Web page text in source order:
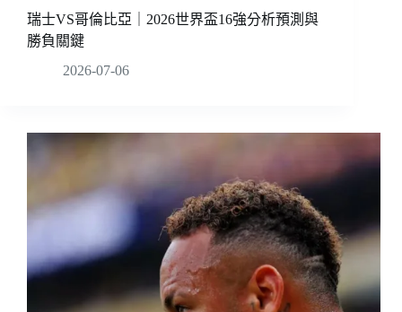
瑞士VS哥倫比亞｜2026世界盃16強分析預測與
勝負關鍵
2026-07-06